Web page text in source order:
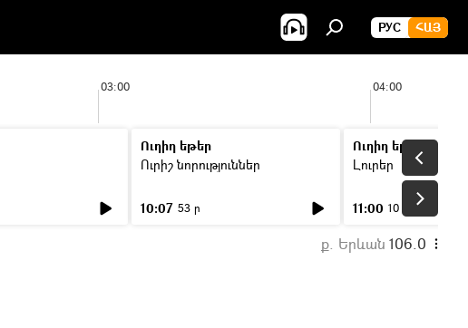
РУС ՀԱՅ
03:00 04:00
Ուղիղ եթեր
Ուրիշ նորություններ
10:07 53 ր
Ուղիղ եթեր
Լուրեր
11:00 10 ր
ք. Երևան 106.0